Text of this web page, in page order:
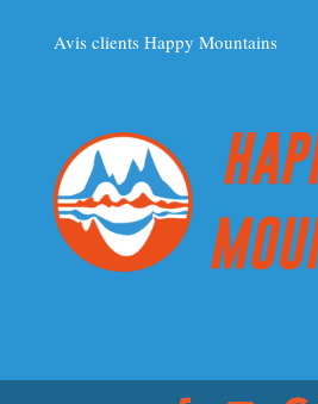
Avis clients Happy Mountains